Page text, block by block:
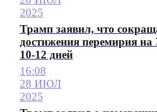
2025
Трамп заявил, что
достижения перемирия на
10-12 дней
16:08
28 ИЮЛ
2025